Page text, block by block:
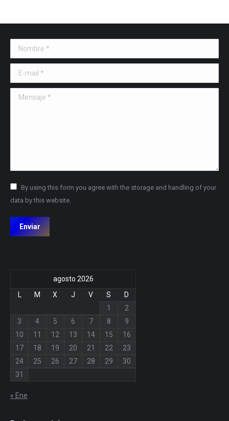
Nombre *
E-mail *
Mensaje *
By using this form you agree with the storage and handling of your
data by this website.
Enviar
agosto 2026
L
M X J V S
D
1
2
3
4 5 6 7 8
9
10
11 12 13 14 15
16
17
18 19 20 21 22
23
24
25 26 27 28 29
30
31
« Ene